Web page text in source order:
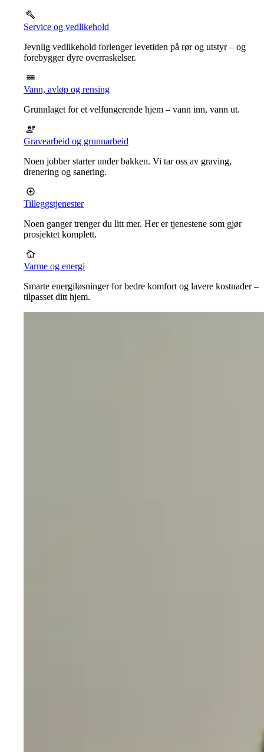
Service og vedlikehold
Jevnlig vedlikehold forlenger levetiden på rør og utstyr – og
forebygger dyre overraskelser.
Vann, avløp og rensing
Grunnlaget for et velfungerende hjem – vann inn, vann ut.
Gravearbeid og grunnarbeid
Noen jobber starter under bakken. Vi tar oss av graving,
drenering og sanering.
Tilleggstjenester
Noen ganger trenger du litt mer. Her er tjenestene som gjør
prosjektet komplett.
Varme og energi
Smarte energiløsninger for bedre komfort og lavere kostnader –
tilpasset ditt hjem.